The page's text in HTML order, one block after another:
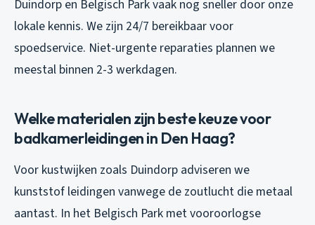
Duindorp en Belgisch Park vaak nog sneller door onze
lokale kennis. We zijn 24/7 bereikbaar voor
spoedservice. Niet-urgente reparaties plannen we
meestal binnen 2-3 werkdagen.
Welke materialen zijn beste keuze voor
badkamerleidingen in Den Haag?
Voor kustwijken zoals Duindorp adviseren we
kunststof leidingen vanwege de zoutlucht die metaal
aantast. In het Belgisch Park met vooroorlogse